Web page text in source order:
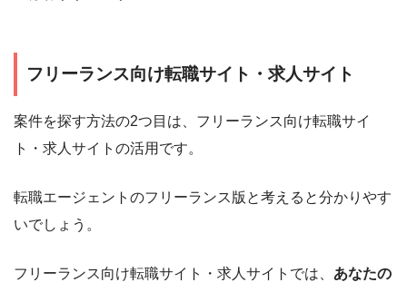
フリーランス向け転職サイト・求人サイト
案件を探す方法の2つ目は、フリーランス向け転職サイ
ト・求人サイトの活用です。
転職エージェントのフリーランス版と考えると分かりやす
いでしょう。
フリーランス向け転職サイト・求人サイトでは、 あなたの